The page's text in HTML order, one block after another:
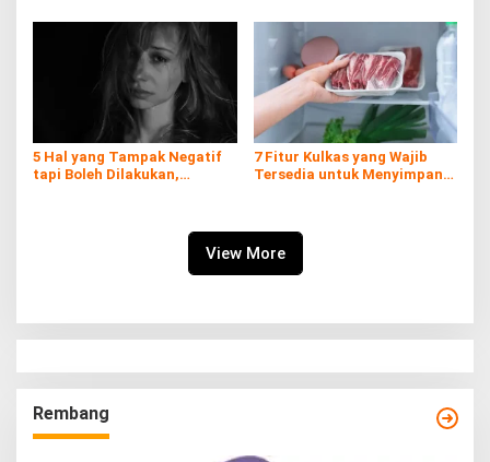
5 Hal yang Tampak Negatif
tapi Boleh Dilakukan,
7 Fitur Kulkas yang Wajib
Tersedia untuk Menyimpan
View More
Rembang